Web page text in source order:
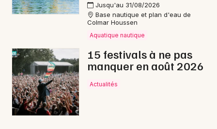
Jusqu'au 31/08/2026
Base nautique et plan d'eau de
Colmar Houssen
Aquatique nautique
15 festivals à ne pas
manquer en août 2026
Actualités